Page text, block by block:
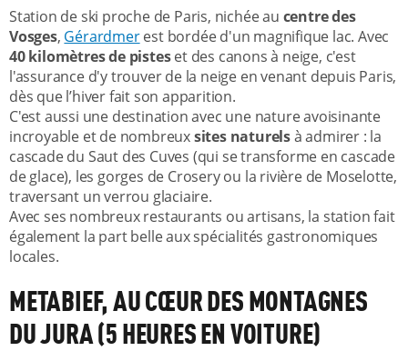
Station de ski proche de Paris, nichée au centre des
Vosges, Gérardmerest bordée d'un magnifique lac. Avec
40 kilomètres de pisteset des canons à neige, c'est
l'assurance d'y trouver de la neige en venant depuis Paris,
dès que l’hiver fait son apparition.
C'est aussi une destination avec une nature avoisinante
incroyable et de nombreuxsites naturelsà admirer : la
cascade du Saut des Cuves (qui se transforme en cascade
de glace), les gorges de Crosery ou la rivière de Moselotte,
traversant un verrou glaciaire.
Avec ses nombreux restaurants ou artisans, la station fait
également la part belle aux spécialités gastronomiques
locales.
METABIEF, AU CŒUR DES MONTAGNES
DU JURA (5 HEURES EN VOITURE)